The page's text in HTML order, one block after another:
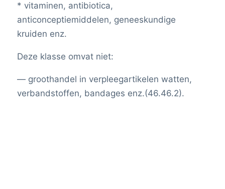
* vitaminen, antibiotica,
anticonceptiemiddelen, geneeskundige
kruiden enz.
Deze klasse omvat niet:
— groothandel in verpleegartikelen watten,
verbandstoffen, bandages enz.(46.46.2).